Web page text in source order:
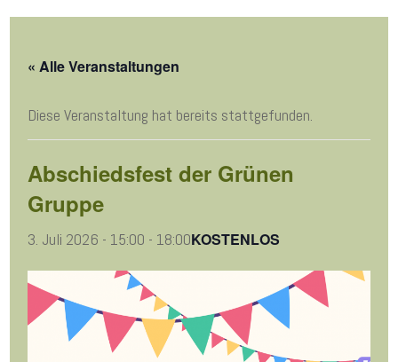
« Alle Veranstaltungen
Diese Veranstaltung hat bereits stattgefunden.
Abschiedsfest der Grünen
Gruppe
3. Juli 2026 - 15:00 - 18:00KOSTENLOS